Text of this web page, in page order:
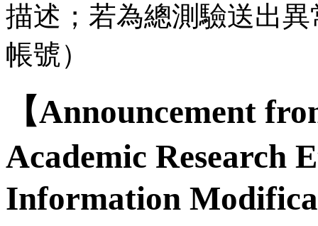
描述；若為總測驗送出
帳號）
【Announcement
Academic Research
Information